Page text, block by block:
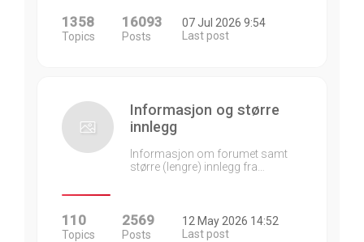
1358
Topics
16093
Posts
07 Jul 2026 9:54
Last post
Informasjon og større
innlegg
Informasjon om forumet samt
større (lengre) innlegg fra…
110
Topics
2569
Posts
12 May 2026 14:52
Last post